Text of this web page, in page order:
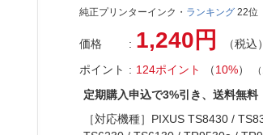
よくある質問・お
ご利用規約
純正プリンターインク・ ランキング 22位
価格 1,240円
（税込）
ポイント
124ポイント （10%）
定期購入申込で3%引き、送料無
［対応機種］PIXUS TS8430 /